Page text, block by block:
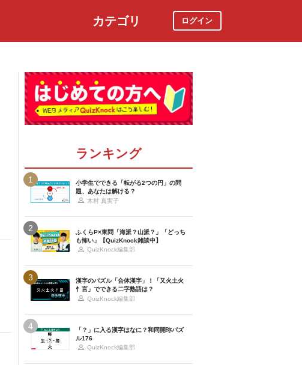
カテゴリ ログイン
ランキング
1
小学生でできる「転がる2つの円」の問
題、あなたは解ける？
木村 真実子
2
ふくらP×東問「海派？山派？」「どっち
も怖い」【QuizKnock雑談中】
QuizKnock編集部
3
漢字のパズル「合体漢字」！「又火土火
忄言」でできる二字熟語は？
QuizKnock編集部
4
「？」に入る漢字はなに？和同開珎パズ
ル176
QuizKnock編集部